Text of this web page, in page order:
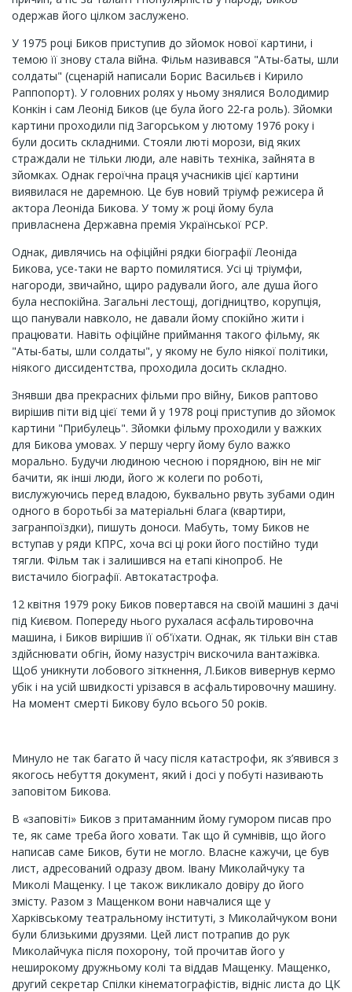
одержав його цілком заслужено.
У 1975 році Биков приступив до зйомок нової картини, і
темою її знову стала війна. Фільм називався "Аты-баты, шли
солдаты" (сценарій написали Борис Васильєв і Кирило
Раппопорт). У головних ролях у ньому знялися Володимир
Конкін і сам Леонід Биков (це була його 22-га роль). Зйомки
картини проходили під Загорськом у лютому 1976 року і
були досить складними. Стояли люті морози, від яких
страждали не тільки люди, але навіть техніка, зайнята в
зйомках. Однак героїчна праця учасників цієї картини
виявилася не даремною. Це був новий тріумф режисера й
актора Леоніда Бикова. У тому ж році йому була
привласнена Державна премія Української РСР.
Однак, дивлячись на офіційні рядки біографії Леоніда
Бикова, усе-таки не варто помилятися. Усі ці тріумфи,
нагороди, звичайно, щиро радували його, але душа його
була неспокійна. Загальні лестощі, догідництво, корупція,
що панували навколо, не давали йому спокійно жити і
працювати. Навіть офіційне приймання такого фільму, як
"Аты-баты, шли солдаты", у якому не було ніякої політики,
ніякого диссидентства, проходила досить складно.
Знявши два прекрасних фільми про війну, Биков раптово
вирішив піти від цієї теми й у 1978 році приступив до зйомок
картини "Прибулець". Зйомки фільму проходили у важких
для Бикова умовах. У першу чергу йому було важко
морально. Будучи людиною чесною і порядною, він не міг
бачити, як інші люди, його ж колеги по роботі,
вислужуючись перед владою, буквально рвуть зубами один
одного в боротьбі за матеріальні блага (квартири,
загранпоїздки), пишуть доноси. Мабуть, тому Биков не
вступав у ряди КПРС, хоча всі ці роки його постійно туди
тягли. Фільм так і залишився на етапі кінопроб. Не
вистачило біографії. Автокатастрофа.
12 квітня 1979 року Биков повертався на своїй машині з дачі
під Києвом. Попереду нього рухалася асфальтировочна
машина, і Биков вирішив її об'їхати. Однак, як тільки він став
здійснювати обгін, йому назустріч вискочила вантажівка.
Щоб уникнути лобового зіткнення, Л.Биков вивернув кермо
убік і на усій швидкості урізався в асфальтировочну машину.
На момент смерті Бикову було всього 50 років.
Минуло не так багато й часу після катастрофи, як з’явився з
якогось небуття документ, який і досі у побуті називають
заповітом Бикова.
В «заповіті» Биков з притаманним йому гумором писав про
те, як саме треба його ховати. Так що й сумнівів, що його
написав саме Биков, бути не могло. Власне кажучи, це був
лист, адресований одразу двом. Івану Миколайчуку та
Миколі Мащенку. І це також викликало довіру до його
змісту. Разом з Мащенком вони навчалися ще у
Харківському театральному інституті, з Миколайчуком вони
були близькими друзями. Цей лист потрапив до рук
Миколайчука після похорону, той прочитав його у
неширокому дружньому колі та віддав Мащенку. Мащенко,
другий секретар Спілки кінематографістів, відніс листа до ЦК